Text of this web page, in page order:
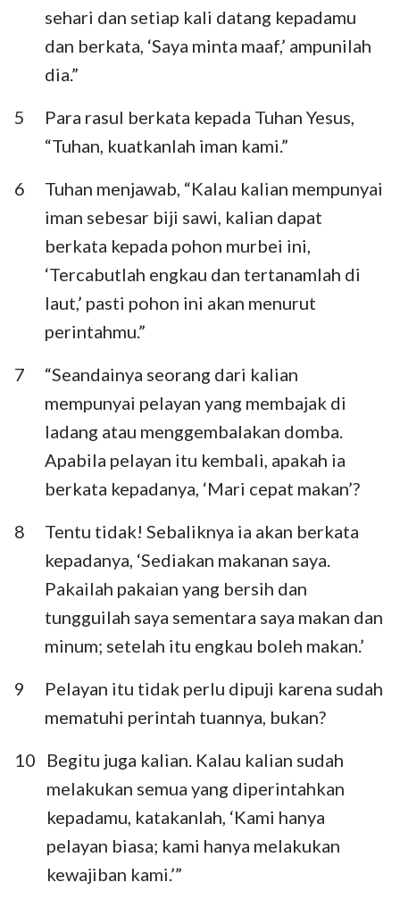
sehari dan setiap kali datang kepadamu
dan berkata, ‘Saya minta maaf,’ ampunilah
dia.”
5
Para rasul berkata kepada Tuhan Yesus,
“Tuhan, kuatkanlah iman kami.”
6
Tuhan menjawab, “Kalau kalian mempunyai
iman sebesar biji sawi, kalian dapat
berkata kepada pohon murbei ini,
‘Tercabutlah engkau dan tertanamlah di
laut,’ pasti pohon ini akan menurut
perintahmu.”
7
“Seandainya seorang dari kalian
mempunyai pelayan yang membajak di
ladang atau menggembalakan domba.
Apabila pelayan itu kembali, apakah ia
berkata kepadanya, ‘Mari cepat makan’?
8
Tentu tidak! Sebaliknya ia akan berkata
kepadanya, ‘Sediakan makanan saya.
Pakailah pakaian yang bersih dan
tungguilah saya sementara saya makan dan
minum; setelah itu engkau boleh makan.’
9
Pelayan itu tidak perlu dipuji karena sudah
mematuhi perintah tuannya, bukan?
10
Begitu juga kalian. Kalau kalian sudah
melakukan semua yang diperintahkan
kepadamu, katakanlah, ‘Kami hanya
pelayan biasa; kami hanya melakukan
kewajiban kami.’”